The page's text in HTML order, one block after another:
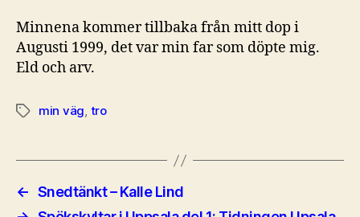
Minnena kommer tillbaka från mitt dop i
Augusti 1999, det var min far som döpte mig.
Eld och arv.
Etiketter
min väg, tro
← Snedtänkt – Kalle Lind